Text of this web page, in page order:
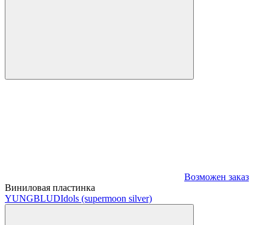
Возможен заказ
Виниловая пластинка
YUNGBLUDIdols (supermoon silver)